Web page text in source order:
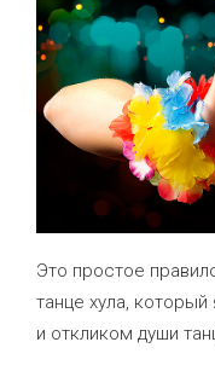
Это простое
танце хула,
и откликом души